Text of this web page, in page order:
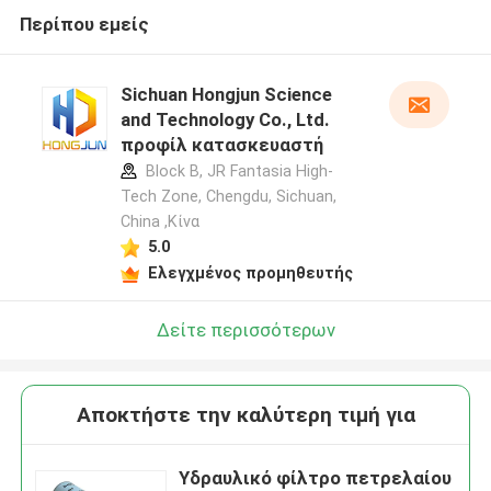
Περίπου εμείς
Sichuan Hongjun Science
and Technology Co., Ltd.
προφίλ κατασκευαστή
Block B, JR Fantasia High-
Tech Zone, Chengdu, Sichuan,
China ,Κίνα
5.0
Ελεγχμένος προμηθευτής
Δείτε περισσότερων
Αποκτήστε την καλύτερη τιμή για
Υδραυλικό φίλτρο πετρελαίου